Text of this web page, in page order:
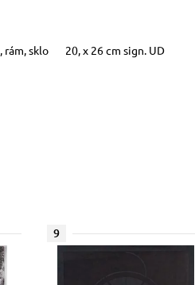
rám, sklo 20, x 26 cm sign. UD
9